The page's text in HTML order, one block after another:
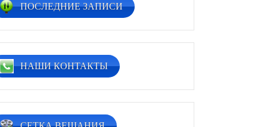
ПОСЛЕДНИЕ ЗАПИСИ
НАШИ КОНТАКТЫ